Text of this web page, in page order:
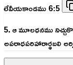
లేవీయకాండము 6:5
5. ఆ మూలధనము
అపరాధపరిహారార్థబలి